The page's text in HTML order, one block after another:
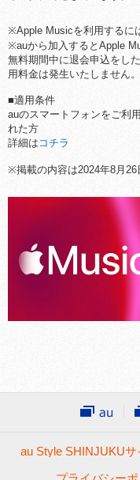
※Apple Musicを利用するに
※auから加入するとApple
無料期間中に退会申込をし
用料金は発生いたしません。
■適用条件
auのスマートフォンをご利
れた方
詳細は コチラ
※掲載の内容は2024年8月26
au Style SHINJUKU